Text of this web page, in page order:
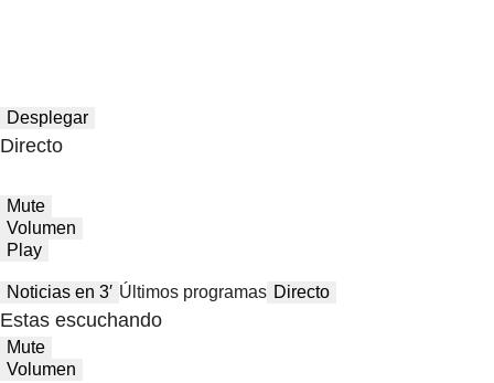
Desplegar
Directo
Mute
Volumen
Play
Noticias en 3′ Últimos programas Directo
Estas escuchando
Mute
Volumen